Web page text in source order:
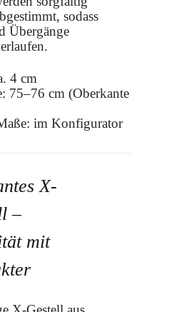
sodass
Übergänge
4 cm
75–76 cm (Oberkante
im Konfigurator
X-
–
mit